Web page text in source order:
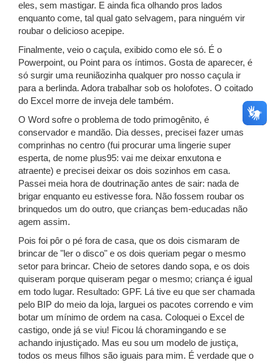
eles, sem mastigar. E ainda fica olhando pros lados
enquanto come, tal qual gato selvagem, para ninguém vir
roubar o delicioso acepipe.
Finalmente, veio o caçula, exibido como ele só. É o
Powerpoint, ou Point para os íntimos. Gosta de aparecer, é
só surgir uma reuniãozinha qualquer pro nosso caçula ir
para a berlinda. Adora trabalhar sob os holofotes. O coitado
do Excel morre de inveja dele também.
O Word sofre o problema de todo primogênito, é
conservador e mandão. Dia desses, precisei fazer umas
comprinhas no centro (fui procurar uma lingerie super
esperta, de nome plus95: vai me deixar enxutona e
atraente) e precisei deixar os dois sozinhos em casa.
Passei meia hora de doutrinação antes de sair: nada de
brigar enquanto eu estivesse fora. Não fossem roubar os
brinquedos um do outro, que crianças bem-educadas não
agem assim.
Pois foi pôr o pé fora de casa, que os dois cismaram de
brincar de "ler o disco" e os dois queriam pegar o mesmo
setor para brincar. Cheio de setores dando sopa, e os dois
quiseram porque quiseram pegar o mesmo; criança é igual
em todo lugar. Resultado: GPF. Lá tive eu que ser chamada
pelo BIP do meio da loja, larguei os pacotes correndo e vim
botar um mínimo de ordem na casa. Coloquei o Excel de
castigo, onde já se viu! Ficou lá choramingando e se
achando injustiçado. Mas eu sou um modelo de justiça,
todos os meus filhos são iguais para mim. É verdade que o